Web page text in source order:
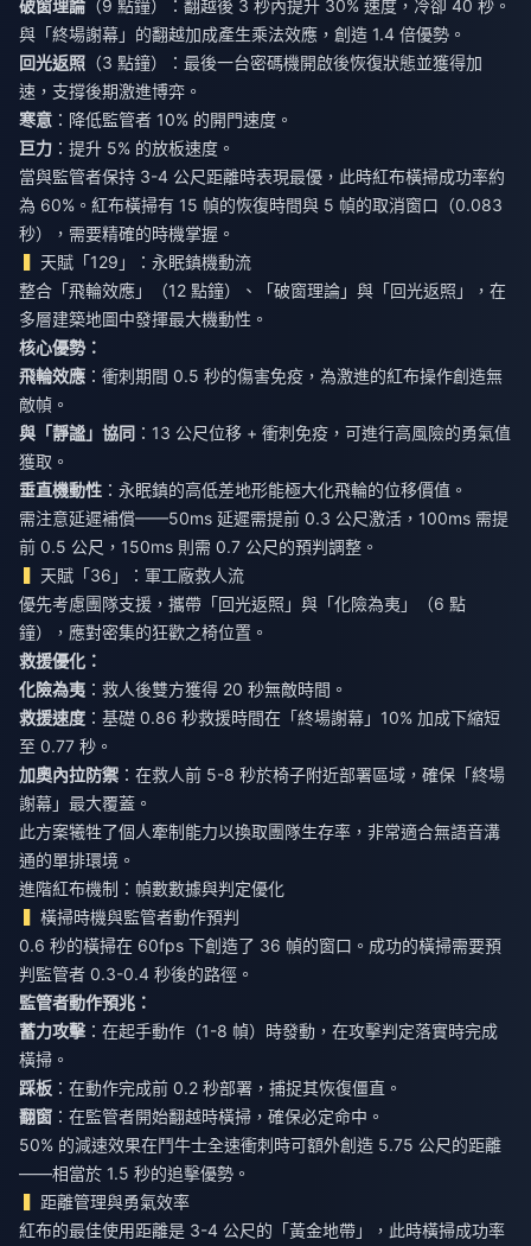
破窗理論 （9 點鐘）：翻越後 3 秒內提升 30% 速度，冷卻 40 秒。
與「終場謝幕」的翻越加成產生乘法效應，創造 1.4 倍優勢。
回光返照 （3 點鐘）：最後一台密碼機開啟後恢復狀態並獲得加
速，支撐後期激進博弈。
寒意 ：降低監管者 10% 的開門速度。
巨力 ：提升 5% 的放板速度。
當與監管者保持 3-4 公尺距離時表現最優，此時紅布橫掃成功率約
為 60%。紅布橫掃有 15 幀的恢復時間與 5 幀的取消窗口（0.083
秒），需要精確的時機掌握。
天賦「129」：永眠鎮機動流
整合「飛輪效應」（12 點鐘）、「破窗理論」與「回光返照」，在
多層建築地圖中發揮最大機動性。
核心優勢：
飛輪效應 ：衝刺期間 0.5 秒的傷害免疫，為激進的紅布操作創造無
敵幀。
與「靜謐」協同 ：13 公尺位移 + 衝刺免疫，可進行高風險的勇氣值
獲取。
垂直機動性 ：永眠鎮的高低差地形能極大化飛輪的位移價值。
需注意延遲補償——50ms 延遲需提前 0.3 公尺激活，100ms 需提
前 0.5 公尺，150ms 則需 0.7 公尺的預判調整。
天賦「36」：軍工廠救人流
優先考慮團隊支援，攜帶「回光返照」與「化險為夷」（6 點
鐘），應對密集的狂歡之椅位置。
救援優化：
化險為夷 ：救人後雙方獲得 20 秒無敵時間。
救援速度 ：基礎 0.86 秒救援時間在「終場謝幕」10% 加成下縮短
至 0.77 秒。
加奧內拉防禦 ：在救人前 5-8 秒於椅子附近部署區域，確保「終場
謝幕」最大覆蓋。
此方案犧牲了個人牽制能力以換取團隊生存率，非常適合無語音溝
通的單排環境。
進階紅布機制：幀數數據與判定優化
橫掃時機與監管者動作預判
0.6 秒的橫掃在 60fps 下創造了 36 幀的窗口。成功的橫掃需要預
判監管者 0.3-0.4 秒後的路徑。
監管者動作預兆：
蓄力攻擊 ：在起手動作（1-8 幀）時發動，在攻擊判定落實時完成
橫掃。
踩板 ：在動作完成前 0.2 秒部署，捕捉其恢復僵直。
翻窗 ：在監管者開始翻越時橫掃，確保必定命中。
50% 的減速效果在鬥牛士全速衝刺時可額外創造 5.75 公尺的距離
——相當於 1.5 秒的追擊優勢。
距離管理與勇氣效率
紅布的最佳使用距離是 3-4 公尺的「黃金地帶」，此時橫掃成功率